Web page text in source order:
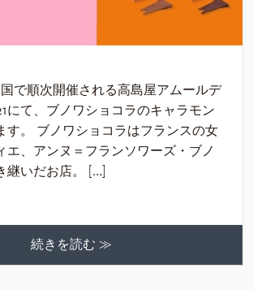
で順次開催される高島屋アムールデ
にて、ブノワショコラのキャラモン
す。 ブノワショコラはフランスの女
エ、アンヌ＝フランソワーズ・ブノ
継いだお店。 […]
続きを読む ≫